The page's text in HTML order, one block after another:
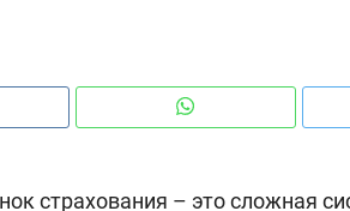
страхования – это сложная